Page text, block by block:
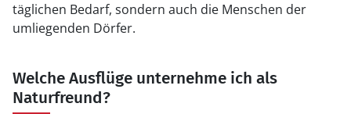
täglichen Bedarf, sondern auch die Menschen der
umliegenden Dörfer.
Welche Ausflüge unternehme ich als
Naturfreund?